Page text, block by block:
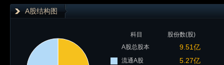
A股结构图
科目
股份数(股)
A股总股本
9.51亿
流通A股 5.27亿